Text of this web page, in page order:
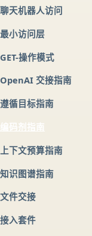
聊天机器人访问
最小访问层
GET-操作模式
OpenAI 交接指南
遵循目标指南
编码剂指南
上下文预算指南
知识图谱指南
文件交接
接入套件